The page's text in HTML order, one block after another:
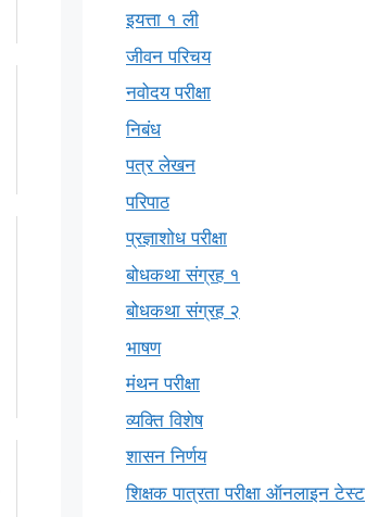
इयत्ता १ ली
जीवन परिचय
नवोदय परीक्षा
निबंध
पत्र लेखन
परिपाठ
प्रज्ञाशोध परीक्षा
बोधकथा संग्रह १
बोधकथा संग्रह २
भाषण
मंथन परीक्षा
व्यक्ति विशेष
शासन निर्णय
शिक्षक पात्रता परीक्षा ऑनलाइन टेस्ट